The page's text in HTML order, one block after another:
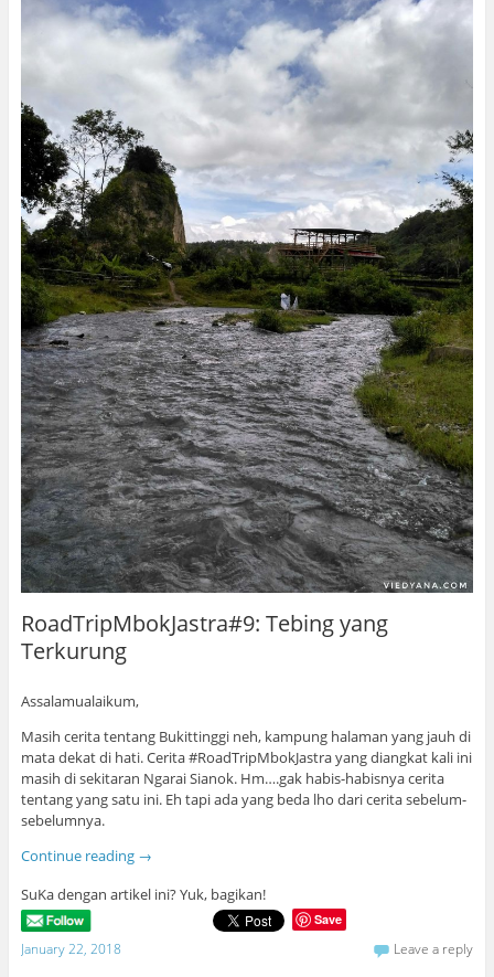
RoadTripMbokJastra#9: Tebing yang
Terkurung
Assalamualaikum,
Masih cerita tentang Bukittinggi neh, kampung halaman yang jauh di
mata dekat di hati. Cerita #RoadTripMbokJastra yang diangkat kali ini
masih di sekitaran Ngarai Sianok. Hm….gak habis-habisnya cerita
tentang yang satu ini. Eh tapi ada yang beda lho dari cerita sebelum-
sebelumnya.
Continue reading →
SuKa dengan artikel ini? Yuk, bagikan!
Save
January 22, 2018 Leave a reply